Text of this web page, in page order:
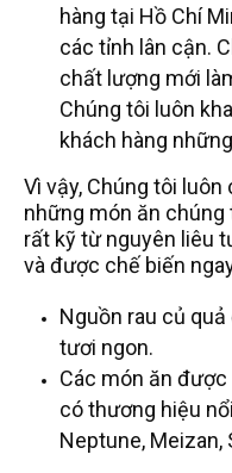
hàng tại Hồ Chí
các tỉnh lân cận.
chất lượng mới
Chúng tôi luôn
khách hàng
Vì vậy, Chúng tôi
những món ăn
rất kỹ từ nguyên liêu
và được chế biến
Nguồn rau củ
tươi ngon.
Các món ăn
có thương hiệu
Neptune, Meizan,